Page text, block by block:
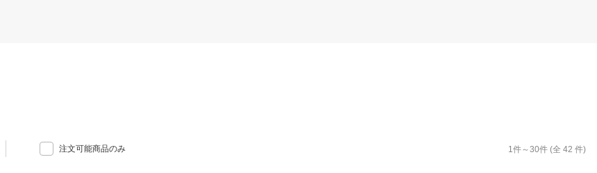
注文可能商品のみ 1 件～30件 (全 42 件)